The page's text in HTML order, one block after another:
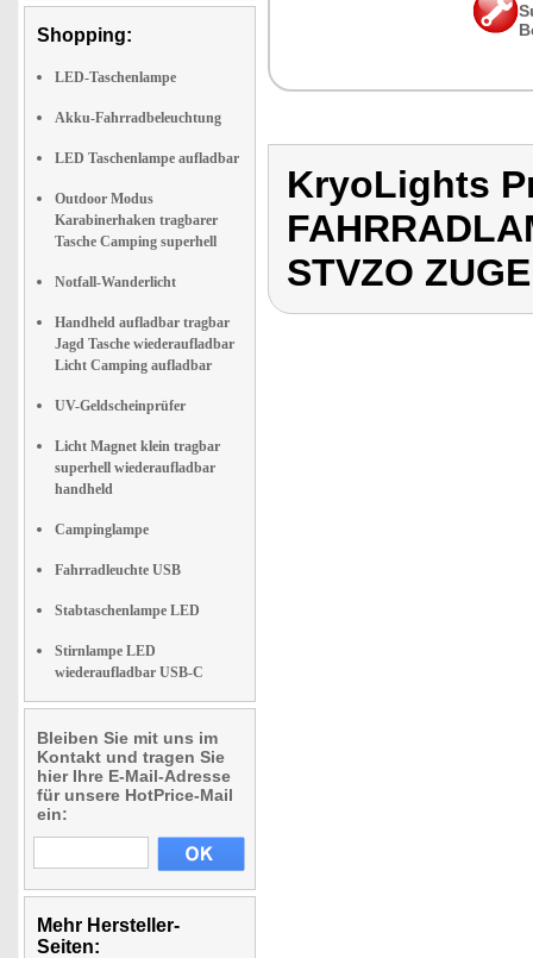
Shopping:
LED-Taschenlampe
Akku-Fahrradbeleuchtung
LED Taschenlampe aufladbar
Outdoor Modus
Karabinerhaken tragbarer
Tasche Camping superhell
Notfall-Wanderlicht
Handheld aufladbar tragbar
Jagd Tasche wiederaufladbar
Licht Camping aufladbar
UV-Geldscheinprüfer
Licht Magnet klein tragbar
superhell wiederaufladbar
handheld
Campinglampe
Fahrradleuchte USB
Stabtaschenlampe LED
Stirnlampe LED
wiederaufladbar USB-C
Bleiben Sie mit uns im
Kontakt und tragen Sie
hier Ihre E-Mail-Adresse
für unsere HotPrice-Mail
ein:
Mehr Hersteller-
Seiten:
KryoLights
STVZO